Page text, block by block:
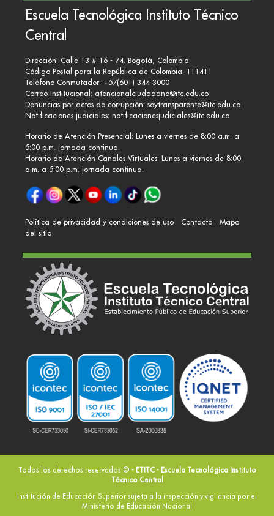
Escuela Tecnológica Instituto Técnico
Central
Dirección: Calle 13 # 16 - 74. Bogotá, Colombia
Código Postal para la República de Colombia: 111411
Teléfono Conmutador: +57(601) 344 3000
Correo Institucional: atencionalciudadano@itc.edu.co
Denuncias por actos de corrupción: soytransparente@itc.edu.co
Notificaciones judiciales: notificacionesjudiciales@itc.edu.co
Horario de Atención Presencial: Lunes a viernes de 8:00 a.m. a
5:00 p.m. jornada continua.
Horario de Atención Canales Virtuales: Lunes a viernes de 8:00
a.m. a 5:00 p.m. jornada continua.
Política de privacidad y condiciones de uso Contacto
Mapa
del sitio
Todos los derechos reservados © - ETITC - Escuela Tecnológica Instituto
Técnico Central
Institución de Educación Superior sujeta a la inspección y vigilancia por el
Ministerio de Educación Nacional